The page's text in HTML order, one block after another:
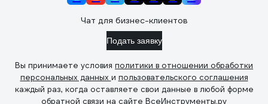
Чат для бизнес-клиентов
Подать заявку
Вы принимаете условия политики в отношении обработки
персональных данных и пользовательского соглашения
каждый раз, когда оставляете свои данные в любой форме
обратной связи на сайте ВсеИнструменты.ру